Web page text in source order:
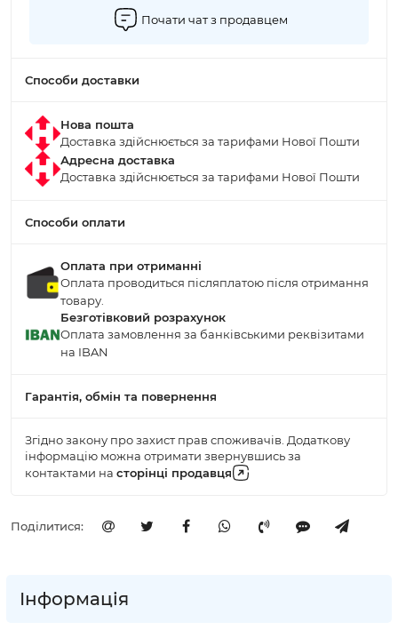
Почати чат з продавцем
Способи доставки
Нова пошта
Доставка здійснюється за тарифами Нової Пошти
Адресна доставка
Доставка здійснюється за тарифами Нової Пошти
Способи оплати
Оплата при отриманні
Оплата проводиться післяплатою після отримання
товару.
Безготівковий розрахунок
Оплата замовлення за банківськими реквізитами
на IBAN
Гарантія, обмін та повернення
Згідно закону про захист прав споживачів. Додаткову
інформацію можна отримати звернувшись за
контактами на cторінці продавця
Поділитися:
Інформація